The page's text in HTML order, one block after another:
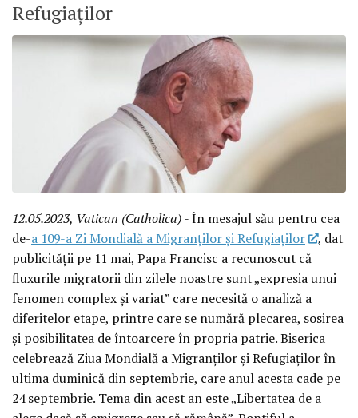
Refugiaților
12.05.2023, Vatican (Catholica)- În mesajul său pentru cea
de-a 109-a Zi Mondială a Migranților și Refugiaților
, dat
publicității pe 11 mai, Papa Francisc a recunoscut că
fluxurile migratorii din zilele noastre sunt „expresia unui
fenomen complex și variat” care necesită o analiză a
diferitelor etape, printre care se numără plecarea, sosirea
și posibilitatea de întoarcere în propria patrie. Biserica
celebrează Ziua Mondială a Migranților și Refugiaților în
ultima duminică din septembrie, care anul acesta cade pe
24 septembrie. Tema din acest an este „Libertatea de a